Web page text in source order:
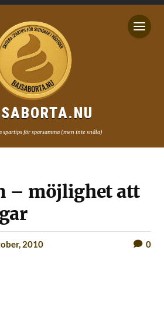
spartips för sparsamma (men inte snåla)
– möjlighet att
2010 0